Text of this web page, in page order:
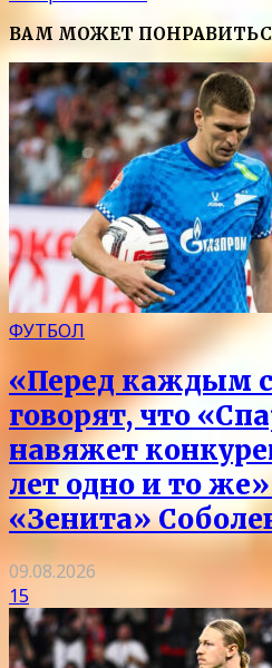
ВАМ МОЖЕТ
ФУТБОЛ
«Перед каждым
говорят, что
навяжет
лет одно и то
«Зенита»
09.08.2026
15